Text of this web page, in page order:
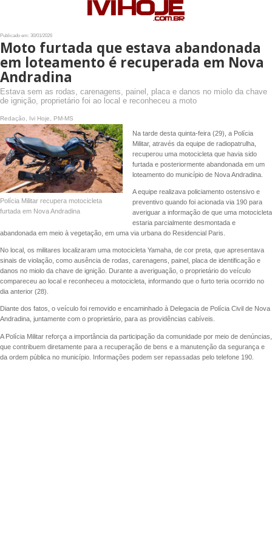
Publicado em: 30/01/2026
Moto furtada que estava abandonada
em loteamento é recuperada em Nova
Andradina
Estava sem as rodas, carenagens, painel, placa e danos no miolo da chave
de ignição, proprietário foi ao local e reconheceu a moto
Redação, Ivi Hoje, PM-MS
Polícia Militar recupera motocicleta
furtada em Nova Andradina
Na tarde desta quinta-feira (29), a Polícia
Militar, através da equipe de radiopatrulha,
recuperou uma motocicleta que havia sido
furtada e posteriormente abandonada em um
loteamento do município de Nova Andradina.
A equipe realizava policiamento ostensivo e
preventivo quando foi acionada via 190 para
averiguar a informação de que uma motocicleta
estaria parcialmente desmontada e
abandonada em meio à vegetação, em uma via urbana do Residencial Paris.
No local, os militares localizaram uma motocicleta Yamaha, de cor preta, que apresentava
sinais de violação, como ausência de rodas, carenagens, painel, placa de identificação e
danos no miolo da chave de ignição. Durante a averiguação, o proprietário do veículo
compareceu ao local e reconheceu a motocicleta, informando que o furto teria ocorrido no
dia anterior (28).
Diante dos fatos, o veículo foi removido e encaminhado à Delegacia de Polícia Civil de Nova
Andradina, juntamente com o proprietário, para as providências cabíveis.
A Polícia Militar reforça a importância da participação da comunidade por meio de denúncias,
que contribuem diretamente para a recuperação de bens e a manutenção da segurança e
da ordem pública no município. Informações podem ser repassadas pelo telefone 190.